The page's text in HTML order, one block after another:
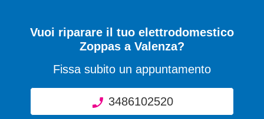
Vuoi riparare il tuo elettrodomestico
Zoppas a Valenza?
Fissa subito un appuntamento
3486102520